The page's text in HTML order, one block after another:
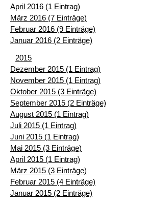
April 2016 (1 Eintrag)
März 2016 (7 Einträge)
Februar 2016 (9 Einträge)
Januar 2016 (2 Einträge)
2015
Dezember 2015 (1 Eintrag)
November 2015 (1 Eintrag)
Oktober 2015 (3 Einträge)
September 2015 (2 Einträge)
August 2015 (1 Eintrag)
Juli 2015 (1 Eintrag)
Juni 2015 (1 Eintrag)
Mai 2015 (3 Einträge)
April 2015 (1 Eintrag)
März 2015 (3 Einträge)
Februar 2015 (4 Einträge)
Januar 2015 (2 Einträge)